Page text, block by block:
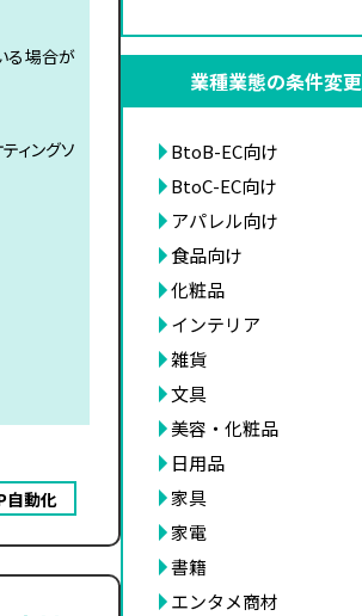
る場合が
ィングソ
自動化
業種業態の条件変更
BtoB-EC向け
BtoC-EC向け
アパレル向け
食品向け
化粧品
インテリア
雑貨
文具
美容・化粧品
日用品
家具
家電
書籍
エンタメ商材